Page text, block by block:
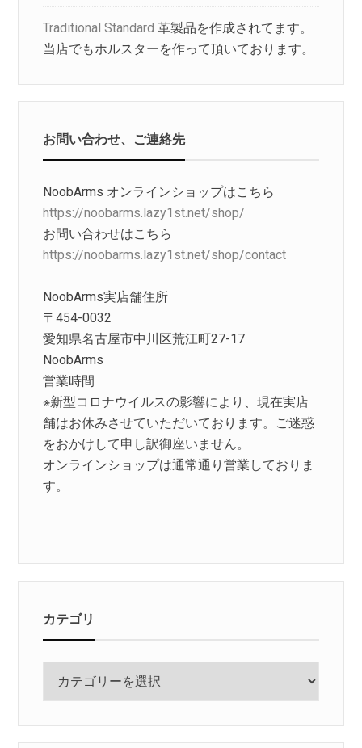
Traditional Standard 革製品を作成されてます。
当店でもホルスターを作って頂いております。
お問い合わせ、ご連絡先
NoobArms オンラインショップはこちら
https://noobarms.lazy1st.net/shop/
お問い合わせはこちら
https://noobarms.lazy1st.net/shop/contact
NoobArms実店舗住所
〒454-0032
愛知県名古屋市中川区荒江町27-17
NoobArms
営業時間
※新型コロナウイルスの影響により、現在実店
舗はお休みさせていただいております。ご迷惑
をおかけして申し訳御座いません。
オンラインショップは通常通り営業しておりま
す。
カテゴリ